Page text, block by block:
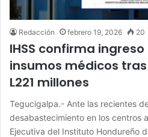
Redacción febrero 19, 2026 20
IHSS confirma
insumos médicos
L221 millones
Tegucigalpa.- Ante las recientes
desabastecimiento en los centros
Ejecutiva del Instituto Hondureño